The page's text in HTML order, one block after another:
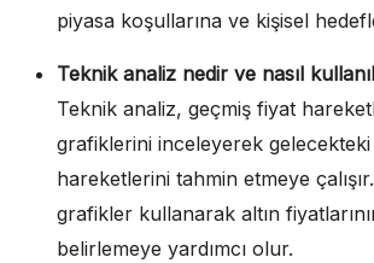
piyasa koşullarına ve kişisel
Teknik analiz nedir ve nasıl
Teknik analiz, geçmiş fiyat
grafiklerini inceleyerek
hareketlerini tahmin etmeye
grafikler kullanarak altın
belirlemeye yardımcı olur.